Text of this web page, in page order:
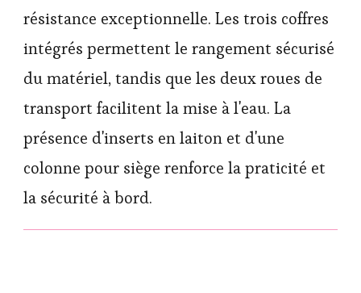
résistance exceptionnelle. Les trois coffres
intégrés permettent le rangement sécurisé
du matériel, tandis que les deux roues de
transport facilitent la mise à l'eau. La
présence d'inserts en laiton et d'une
colonne pour siège renforce la praticité et
la sécurité à bord.